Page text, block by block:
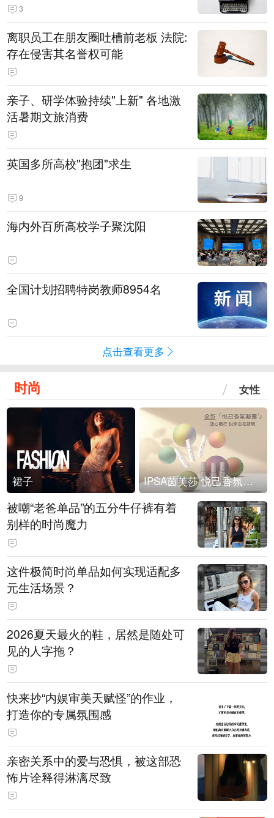
3
离职员工在朋友圈吐槽前老板 法院:
存在侵害其名誉权可能
亲子、研学体验持续"上新" 各地激
活暑期文旅消费
英国多所高校"抱团"求生
9
海内外百所高校学子聚沈阳
全国计划招聘特岗教师8954名
点击查看更多
时尚 女性
裙子 IPSA茵芙莎 悦己香氛凝露上市
被嘲“老爸单品”的五分牛仔裤有着
别样的时尚魔力
这件极简时尚单品如何实现适配多
元生活场景？
2026夏天最火的鞋，居然是随处可
见的人字拖？
快来抄“内娱审美天赋怪”的作业，
打造你的专属氛围感
亲密关系中的爱与恐惧，被这部恐
怖片诠释得淋漓尽致